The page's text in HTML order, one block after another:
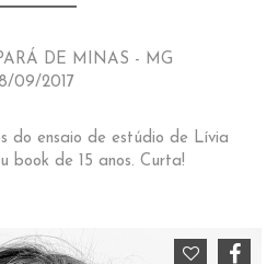
DE MINAS - MG
09/2017
do ensaio de estúdio de Lívia
book de 15 anos. Curta!